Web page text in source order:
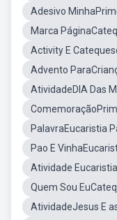
Adesivo
Marca
Activity E
Advento
AtividadeDIA Das
PalavraEucaristia
Pao E
Atividade
Quem Sou
AtividadeJesus E